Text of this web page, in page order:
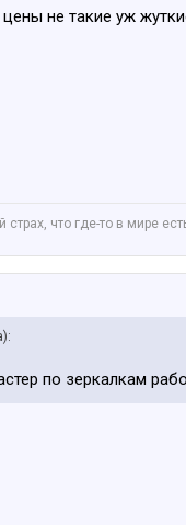
не такие уж
что где-то в мире
по зеркалкам